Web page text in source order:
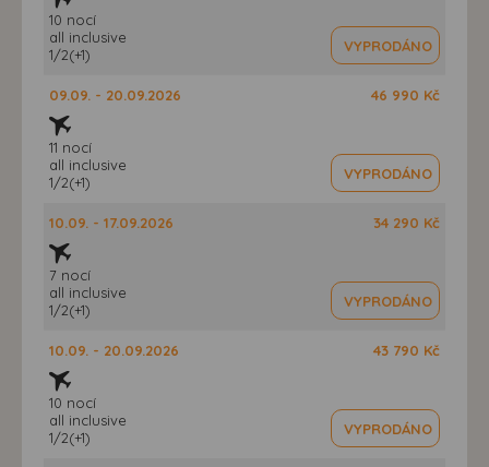
10 nocí
all inclusive
1/2(+1)
VYPRODÁNO
09.09. - 20.09.2026
11 nocí
all inclusive
1/2(+1)
46 990 Kč
VYPRODÁNO
10.09. - 17.09.2026
7 nocí
all inclusive
1/2(+1)
34 290 Kč
VYPRODÁNO
10.09. - 20.09.2026
10 nocí
all inclusive
1/2(+1)
43 790 Kč
VYPRODÁNO